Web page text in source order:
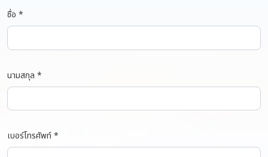
ชื่อ *
นามสกุล *
เบอร์โทรศัพท์ *